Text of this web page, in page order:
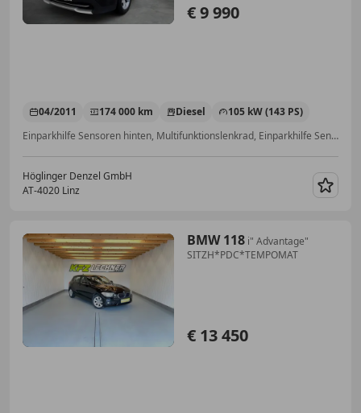
€ 9 990
04/2011 174 000 km Diesel
105 kW (143 PS)
Einparkhilfe Sensoren hinten, Multifunktionslenkrad, Einparkhilfe Sensoren vorne, Sportsitze, Allrad, Xenonscheinwerfer, Alufelgen, Fahrerairbag
Höglinger Denzel GmbH
AT-4020 Linz
BMW 118 i" Advantage"
SITZH*PDC*TEMPOMAT
€ 13 450